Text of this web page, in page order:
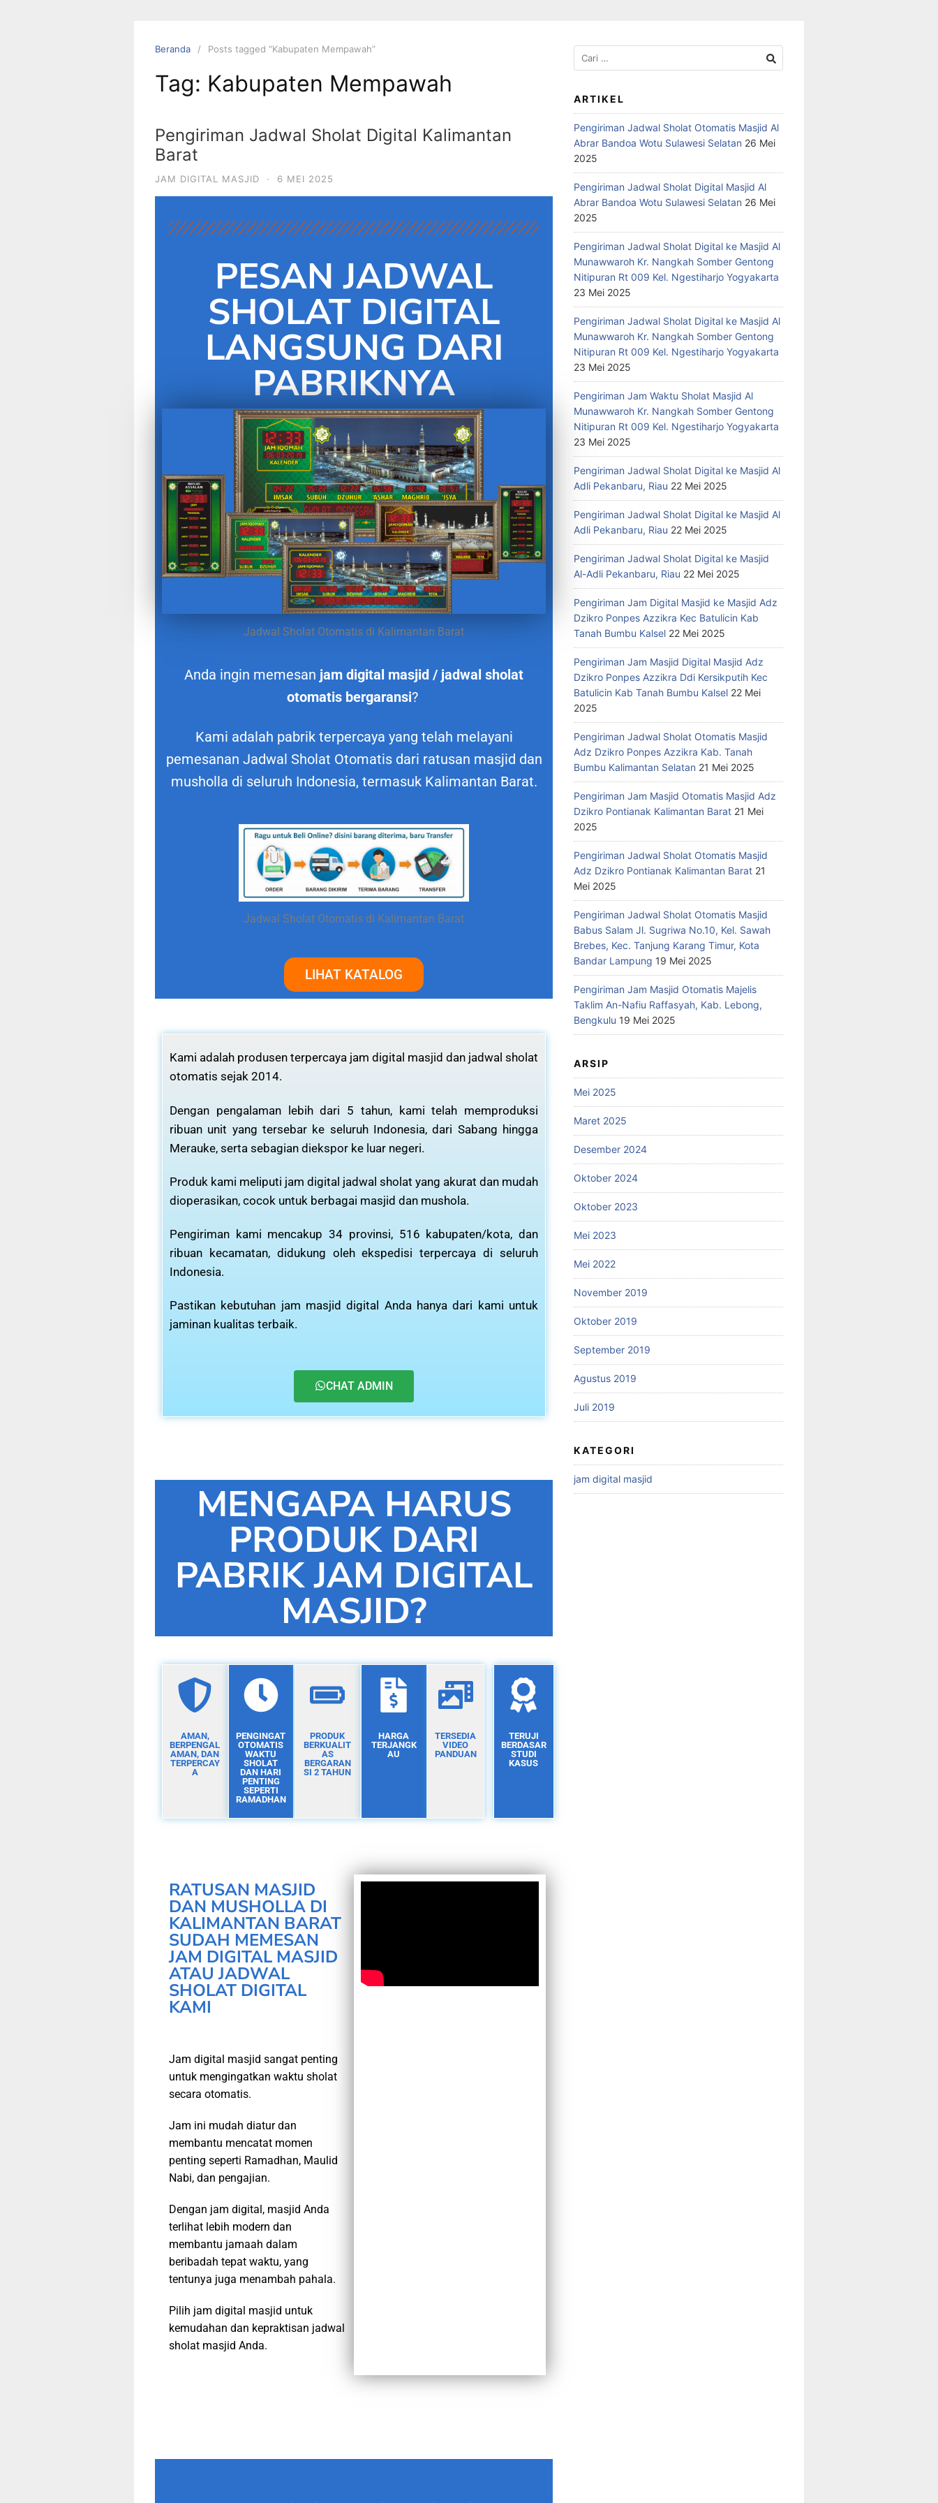
Beranda Posts tagged “Kabupaten Mempawah”
Tag: Kabupaten Mempawah
Pengiriman Jadwal Sholat Digital Kalimantan
Barat
JAM DIGITAL MASJID · 6 MEI 2025
PESAN JADWAL
SHOLAT DIGITAL
LANGSUNG DARI
PABRIKNYA
Jadwal Sholat Otomatis di Kalimantan Barat
Anda ingin memesan jam digital masjid / jadwal sholat
otomatis bergaransi?
Kami adalah pabrik terpercaya yang telah melayani
pemesanan Jadwal Sholat Otomatis dari ratusan masjid dan
musholla di seluruh Indonesia, termasuk Kalimantan Barat.
Jadwal Sholat Otomatis di Kalimantan Barat
LIHAT KATALOG
Kami adalah produsen terpercaya jam digital masjid dan jadwal sholat
otomatis sejak 2014.
Dengan pengalaman lebih dari 5 tahun, kami telah memproduksi
ribuan unit yang tersebar ke seluruh Indonesia, dari Sabang hingga
Merauke, serta sebagian diekspor ke luar negeri.
Produk kami meliputi jam digital jadwal sholat yang akurat dan mudah
dioperasikan, cocok untuk berbagai masjid dan mushola.
Pengiriman kami mencakup 34 provinsi, 516 kabupaten/kota, dan
ribuan kecamatan, didukung oleh ekspedisi terpercaya di seluruh
Indonesia.
Pastikan kebutuhan jam masjid digital Anda hanya dari kami untuk
jaminan kualitas terbaik.
CHAT ADMIN
MENGAPA HARUS
PRODUK DARI
PABRIK JAM DIGITAL
MASJID?
AMAN,
BERPENGAL
AMAN, DAN
TERPERCAY
A
PENGINGAT
OTOMATIS
WAKTU
SHOLAT
DAN HARI
PENTING
SEPERTI
RAMADHAN
PRODUK
BERKUALIT
AS
BERGARAN
SI 2 TAHUN
HARGA
TERJANGK
AU
TERSEDIA
VIDEO
PANDUAN
TERUJI
BERDASAR
STUDI
KASUS
RATUSAN MASJID
DAN MUSHOLLA DI
KALIMANTAN BARAT
SUDAH MEMESAN
JAM DIGITAL MASJID
ATAU JADWAL
SHOLAT DIGITAL
KAMI
Jam digital masjid sangat penting
untuk mengingatkan waktu sholat
secara otomatis.
Jam ini mudah diatur dan
membantu mencatat momen
penting seperti Ramadhan, Maulid
Nabi, dan pengajian.
Dengan jam digital, masjid Anda
terlihat lebih modern dan
membantu jamaah dalam
beribadah tepat waktu, yang
tentunya juga menambah pahala.
Pilih jam digital masjid untuk
kemudahan dan kepraktisan jadwal
sholat masjid Anda.
ARTIKEL
Pengiriman Jadwal Sholat Otomatis Masjid Al
Abrar Bandoa Wotu Sulawesi Selatan 26 Mei
2025
Pengiriman Jadwal Sholat Digital Masjid Al
Abrar Bandoa Wotu Sulawesi Selatan 26 Mei
2025
Pengiriman Jadwal Sholat Digital ke Masjid Al
Munawwaroh Kr. Nangkah Somber Gentong
Nitipuran Rt 009 Kel. Ngestiharjo Yogyakarta
23 Mei 2025
Pengiriman Jadwal Sholat Digital ke Masjid Al
Munawwaroh Kr. Nangkah Somber Gentong
Nitipuran Rt 009 Kel. Ngestiharjo Yogyakarta
23 Mei 2025
Pengiriman Jam Waktu Sholat Masjid Al
Munawwaroh Kr. Nangkah Somber Gentong
Nitipuran Rt 009 Kel. Ngestiharjo Yogyakarta
23 Mei 2025
Pengiriman Jadwal Sholat Digital ke Masjid Al
Adli Pekanbaru, Riau 22 Mei 2025
Pengiriman Jadwal Sholat Digital ke Masjid Al
Adli Pekanbaru, Riau 22 Mei 2025
Pengiriman Jadwal Sholat Digital ke Masjid
Al-Adli Pekanbaru, Riau 22 Mei 2025
Pengiriman Jam Digital Masjid ke Masjid Adz
Dzikro Ponpes Azzikra Kec Batulicin Kab
Tanah Bumbu Kalsel 22 Mei 2025
Pengiriman Jam Masjid Digital Masjid Adz
Dzikro Ponpes Azzikra Ddi Kersikputih Kec
Batulicin Kab Tanah Bumbu Kalsel 22 Mei
2025
Pengiriman Jadwal Sholat Otomatis Masjid
Adz Dzikro Ponpes Azzikra Kab. Tanah
Bumbu Kalimantan Selatan 21 Mei 2025
Pengiriman Jam Masjid Otomatis Masjid Adz
Dzikro Pontianak Kalimantan Barat 21 Mei
2025
Pengiriman Jadwal Sholat Otomatis Masjid
Adz Dzikro Pontianak Kalimantan Barat 21
Mei 2025
Pengiriman Jadwal Sholat Otomatis Masjid
Babus Salam Jl. Sugriwa No.10, Kel. Sawah
Brebes, Kec. Tanjung Karang Timur, Kota
Bandar Lampung 19 Mei 2025
Pengiriman Jam Masjid Otomatis Majelis
Taklim An-Nafiu Raffasyah, Kab. Lebong,
Bengkulu 19 Mei 2025
ARSIP
Mei 2025
Maret 2025
Desember 2024
Oktober 2024
Oktober 2023
Mei 2023
Mei 2022
November 2019
Oktober 2019
September 2019
Agustus 2019
Juli 2019
KATEGORI
jam digital masjid